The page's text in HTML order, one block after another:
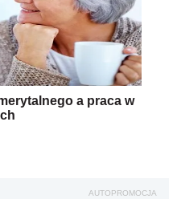
a praca w
AUTOPROMOCJA